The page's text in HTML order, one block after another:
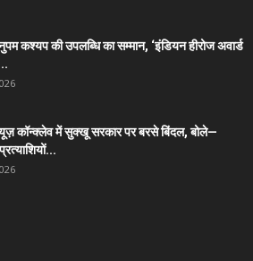
कश्यप की उपलब्धि का सम्मान, ‘इंडियन हीरोज अवार्ड
कॉन्क्लेव में सुक्खू सरकार पर बरसे बिंदल, बोले—